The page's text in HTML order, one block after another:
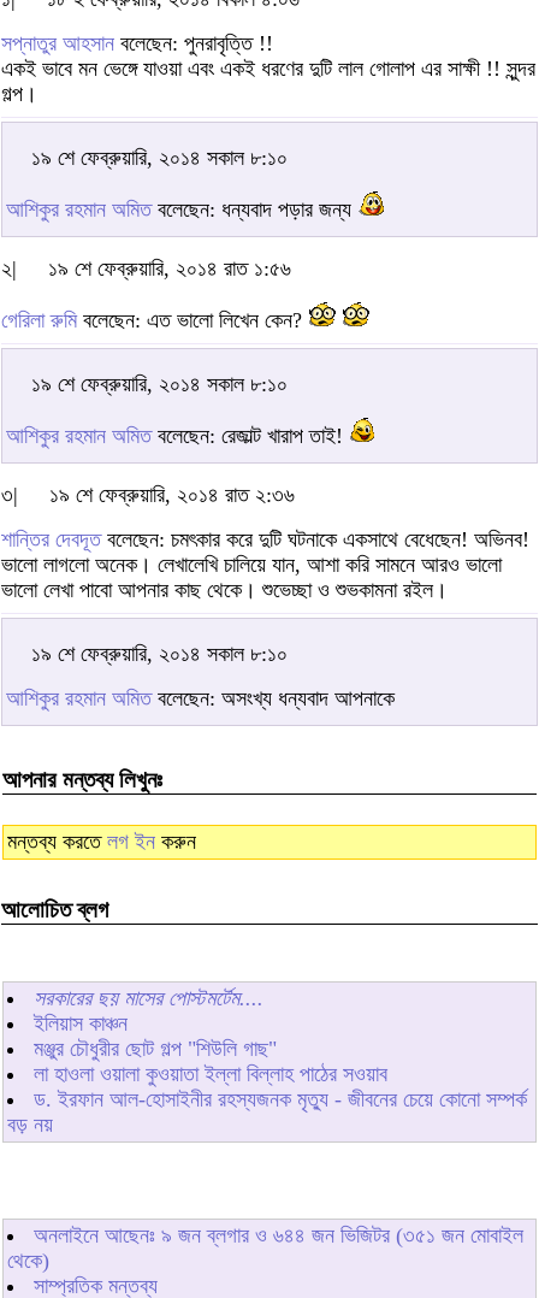
সপ্নাতুর আহসান বলেছেন: পুনরাবৃত্তি !!
একই ভাবে মন ভেঙ্গে যাওয়া এবং একই ধরণের দুটি লাল গোলাপ এর সাক্ষী !! সুন্দর
গল্প।
১৯ শে ফেব্রুয়ারি, ২০১৪ সকাল ৮:১০
আশিকুর রহমান অমিতবলেছেন: ধন্যবাদ পড়ার জন্য
২| ১৯ শে ফেব্রুয়ারি, ২০১৪ রাত ১:৫৬
গেরিলা রুমিবলেছেন: এত ভালো লিখেন কেন?
১৯ শে ফেব্রুয়ারি, ২০১৪ সকাল ৮:১০
আশিকুর রহমান অমিতবলেছেন: রেজাল্ট খারাপ তাই!
৩|
১৯ শে ফেব্রুয়ারি, ২০১৪ রাত ২:৩৬
শান্তির দেবদূতবলেছেন: চমৎকার করে দুটি ঘটনাকে একসাথে বেধেছেন! অভিনব!
ভালো লাগলো অনেক। লেখালেখি চালিয়ে যান, আশা করি সামনে আরও ভালো
ভালো লেখা পাবো আপনার কাছ থেকে। শুভেচ্ছা ও শুভকামনা রইল।
১৯ শে ফেব্রুয়ারি, ২০১৪ সকাল ৮:১০
আশিকুর রহমান অমিতবলেছেন: অসংখ্য ধন্যবাদ আপনাকে
আপনার মন্তব্য লিখুনঃ
মন্তব্য করতে লগ ইন করুন
আলোচিত ব্লগ
সরকারের ছয় মাসের পোস্টমর্টেম....
ইলিয়াস কাঞ্চন
মঞ্জুর চৌধুরীর ছোট গল্প "শিউলি গাছ"
লা হাওলা ওয়ালা কুওয়াতা ইল্লা বিল্লাহ পাঠের সওয়াব
ড. ইরফান আল-হোসাইনীর রহস্যজনক মৃত্যু - জীবনের চেয়ে কোনো সম্পর্ক
বড় নয়
অনলাইনে আছেনঃ ৯ জন ব্লগার ও ৬৪৪ জন ভিজিটর (৩৫১ জন মোবাইল
থেকে)
সাম্প্রতিক মন্তব্য